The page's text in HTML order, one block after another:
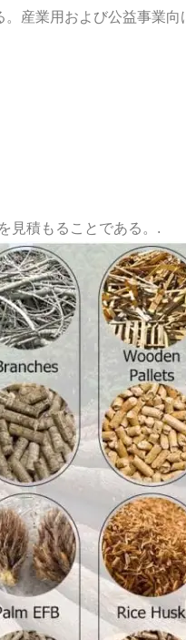
産業用および公益事業
見積もることである。.